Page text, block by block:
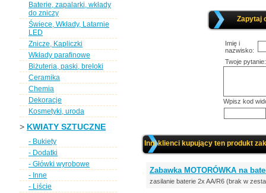
Baterie, zapalarki, wkłady
do zniczy
Świece, Wkłady, Latarnie
LED
Znicze, Kapliczki
Wkłady parafinowe
Biżuteria, paski, breloki
Ceramika
Chemia
Dekoracje
Kosmetyki, uroda
> KWIATY SZTUCZNE
- Bukiety
- Dodatki
- Główki wyrobowe
- Inne
- Liście
Zapytaj
Imię i
nazwisko:
Twoje pytanie:
Wpisz kod
Inni klienci kupujący ten produkt
Zabawka MOTORÓWKA na
zasilanie baterie 2x AA/R6 (brak w